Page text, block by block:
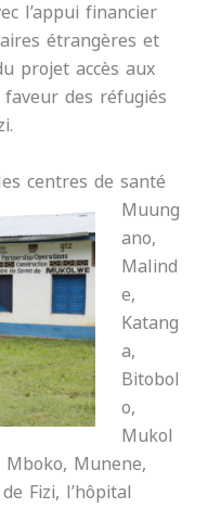
l’appui financier
étrangères et
projet accès aux
des réfugiés
centres de santé
Muung
ano,
Malind
e,
Katang
a,
Bitobol
o,
Mukol
Mboko, Munene,
Fizi, l’hôpital